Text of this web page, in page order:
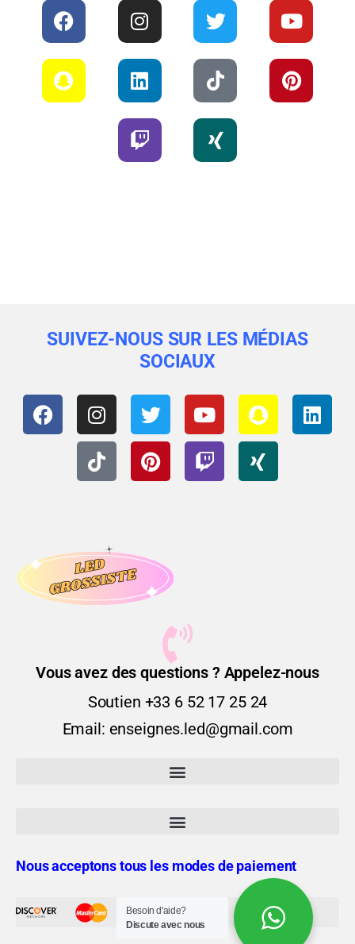
SUIVEZ-NOUS SUR LES MÉDIAS
SOCIAUX
Vous avez des questions ? Appelez-nous
Soutien +33 6 52 17 25 24
Email: enseignes.led@gmail.com
Nous acceptons tous les modes de paiement
Besoin d'aide?
Discute avec nous